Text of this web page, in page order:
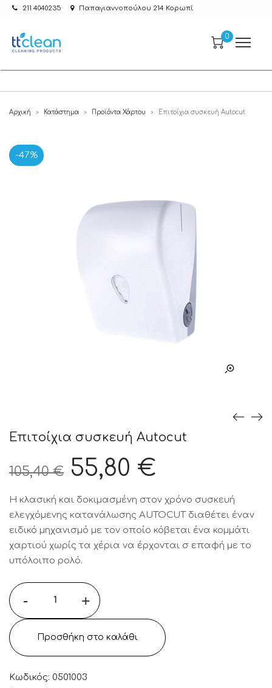
211 4040235 Παπαγιαννοπούλου 214 Κορωπί
0
Αρχική > Κατάστημα > Προϊόντα Χάρτου > Επιτοίχια συσκευή Autocut
-47%
Επιτοίχια συσκευή Autocut
105,40€ Original
Τιμή
was:
105,40 €.
55,80 €
τιμή
είναι:
Η κλασική και δοκιμασμένη στον χρόνο συσκευή
ελεγχόμενης κατανάλωσης AUTOCUT διαθέτει έναν
ειδικό μηχανισμό με τον οποίο κόβεται ένα κομμάτι
χαρτιού χωρίς τα χέρια να έρχονται σ επαφή με το
υπόλοιπο ρολό.
- +
Προσθήκη στο καλάθι
Κωδικός: 0501003